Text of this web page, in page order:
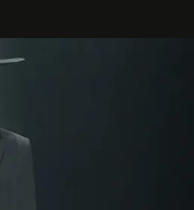
de missão na vida e